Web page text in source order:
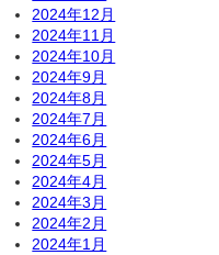
2024年12月
2024年11月
2024年10月
2024年9月
2024年8月
2024年7月
2024年6月
2024年5月
2024年4月
2024年3月
2024年2月
2024年1月